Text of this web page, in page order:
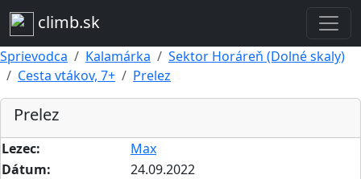
climb.sk
Sprievodca Kalamárka
Sektor Horáreň (Dolné skaly)
Cesta vtákov, 7+
Prelez
Prelez
Lezec:
Max
Dátum:
24.09.2022